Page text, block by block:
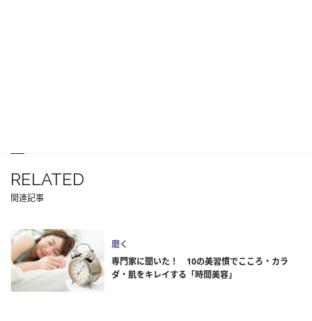
RELATED
関連記事
磨く
専門家に聞いた！ 10の美習慣でこころ・カラ
ダ・肌をキレイする「時間美容」